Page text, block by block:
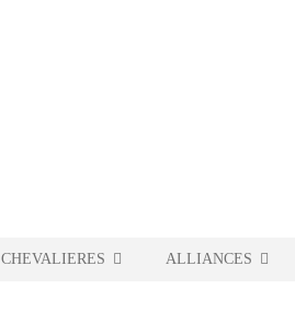
CHEVALIERES ALLIANCES